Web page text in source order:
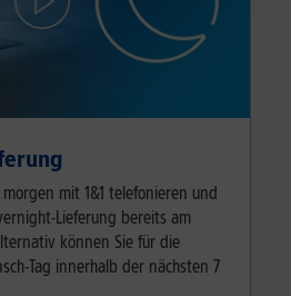
mit 1&1 telefonieren und
Lieferung bereits am
können Sie für die
Tag innerhalb der nächsten 7